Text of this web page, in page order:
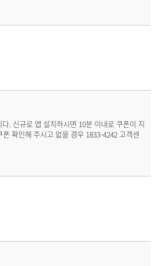
. 신규로 앱 설치하시면 10분 이내로 쿠폰이 지
확인해 주시고 없을 경우 1833-4242 고객센